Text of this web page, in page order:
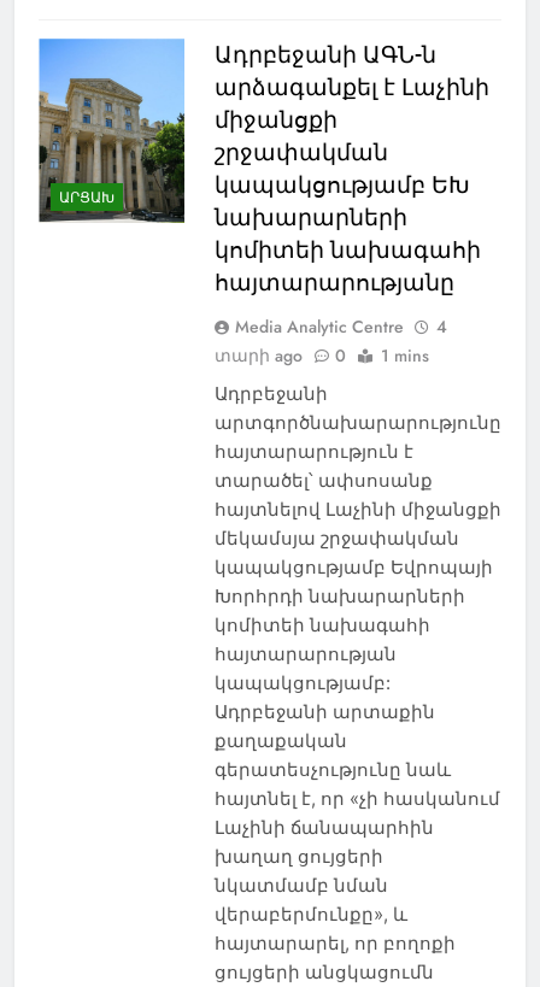
ԱՐՑԱԽ
Ադրբեջանի ԱԳՆ-ն
արձագանքել է Լաչինի
միջանցքի
շրջափակման
կապակցությամբ ԵԽ
նախարարների
կոմիտեի նախագահի
հայտարարությանը
Media Analytic Centre
4
տարի ago
0 1 mins
Ադրբեջանի
արտգործնախարարությունը
հայտարարություն է
տարածել՝ ափսոսանք
հայտնելով Լաչինի միջանցքի
մեկամսյա շրջափակման
կապակցությամբ Եվրոպայի
Խորհրդի նախարարների
կոմիտեի նախագահի
հայտարարության
կապակցությամբ:
Ադրբեջանի արտաքին
քաղաքական
գերատեսչությունը նաև
հայտնել է, որ «չի հասկանում
Լաչինի ճանապարհին
խաղաղ ցույցերի
նկատմամբ նման
վերաբերմունքը», և
հայտարարել, որ բողոքի
ցույցերի անցկացումն